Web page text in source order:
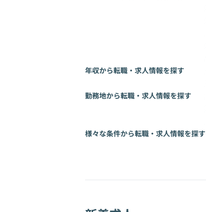
年収から転職・求人情報を探す
勤務地から転職・求人情報を探す
様々な条件から転職・求人情報を探す